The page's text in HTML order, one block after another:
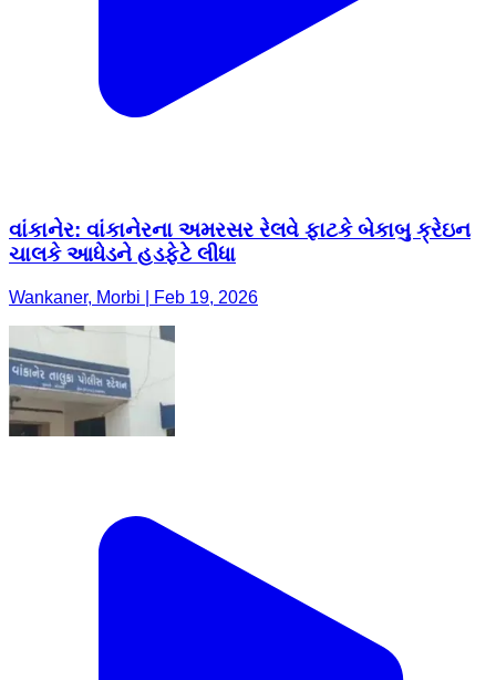
વાંકાનેર: વાંકાનેરના અમરસર રેલવે ફાટકે બેકાબુ ક્રેઇન
ચાલકે આધેડને હડફેટે લીધા
Wankaner, Morbi | Feb 19, 2026